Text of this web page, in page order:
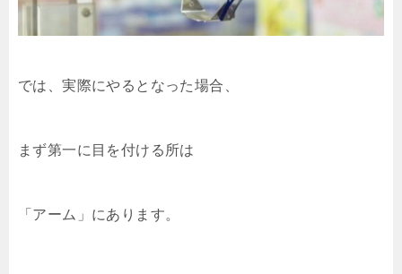
では、実際にやるとなった場合、
まず第一に目を付ける所は
「アーム」にあります。